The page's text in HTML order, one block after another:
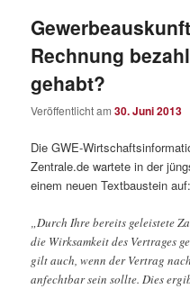
Rechnung
gehabt?
Veröffentlicht am30. Juni 2013
Die GWE-
Zentrale.de wartete in der
einem neuen Textbaustein auf:
„Durch Ihre bereits geleistete
die Wirksamkeit des Vertrages
gilt auch, wenn der Vertrag
anfechtbar sein sollte. Dies